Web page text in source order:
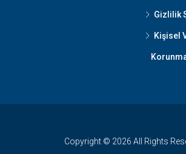
Gizlilik
Kişisel
Copyright © 2026 All Rights